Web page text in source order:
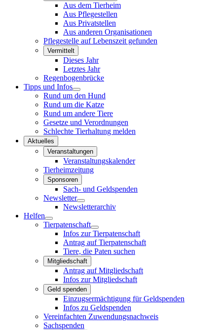
Aus dem Tierheim
Aus Pflegestellen
Aus Privatstellen
Aus anderen Organisationen
Pflegestelle auf Lebenszeit gefunden
Vermittelt
Dieses Jahr
Letztes Jahr
Regenbogenbrücke
Tipps und Infos
Rund um den Hund
Rund um die Katze
Rund um andere Tiere
Gesetze und Verordnungen
Schlechte Tierhaltung melden
Aktuelles
Veranstaltungen
Veranstaltungskalender
Tierheimzeitung
Sponsoren
Sach- und Geldspenden
Newsletter
Newsletterarchiv
Helfen
Tierpatenschaft
Infos zur Tierpatenschaft
Antrag auf Tierpatenschaft
Tiere, die Paten suchen
Mitgliedschaft
Antrag auf Mitgliedschaft
Infos zur Mitgliedschaft
Geld spenden
Einzugsermächtigung für Geldspenden
Infos zu Geldspenden
Vereinfachten Zuwendungsnachweis
Sachspenden